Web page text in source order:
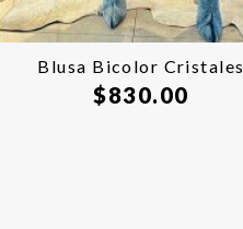
Blusa Bicolor Cristales
$830.00